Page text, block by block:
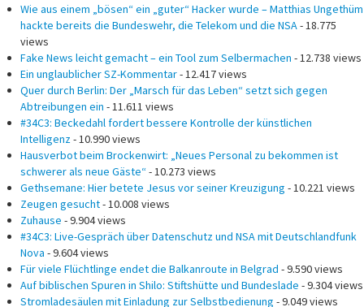
Wie aus einem „bösen“ ein „guter“ Hacker wurde – Matthias Ungethüm
hackte bereits die Bundeswehr, die Telekom und die NSA - 18.775
views
Fake News leicht gemacht – ein Tool zum Selbermachen - 12.738 views
Ein unglaublicher SZ-Kommentar- 12.417 views
Quer durch Berlin: Der „Marsch für das Leben“ setzt sich gegen
Abtreibungen ein - 11.611 views
#34C3: Beckedahl fordert bessere Kontrolle der künstlichen
Intelligenz - 10.990 views
Hausverbot beim Brockenwirt: „Neues Personal zu bekommen ist
schwerer als neue Gäste“- 10.273 views
Gethsemane: Hier betete Jesus vor seiner Kreuzigung - 10.221 views
Zeugen gesucht- 10.008 views
Zuhause - 9.904 views
#34C3: Live-Gespräch über Datenschutz und NSA mit Deutschlandfunk
Nova - 9.604 views
Für viele Flüchtlinge endet die Balkanroute in Belgrad - 9.590 views
Auf biblischen Spuren in Shilo: Stiftshütte und Bundeslade - 9.304 views
Stromladesäulen mit Einladung zur Selbstbedienung - 9.049 views